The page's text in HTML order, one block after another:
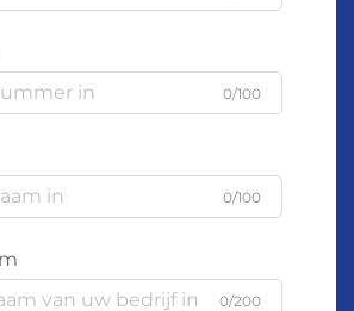
0/100
0/100
0/200